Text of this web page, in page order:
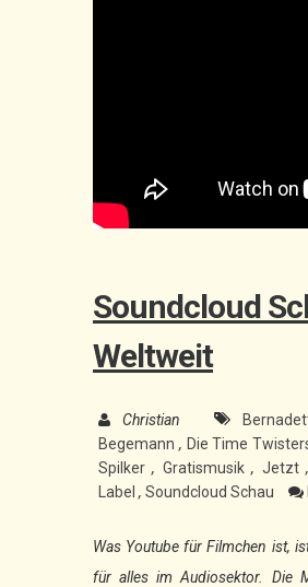
Soundcloud
Weltweit
Christian
Begemann , Die Time
Spilker, Gratismusik, Jetzt
Label , Soundcloud Schau
Was Youtube für Filmchen ist,
für alles im Audiosektor. Die